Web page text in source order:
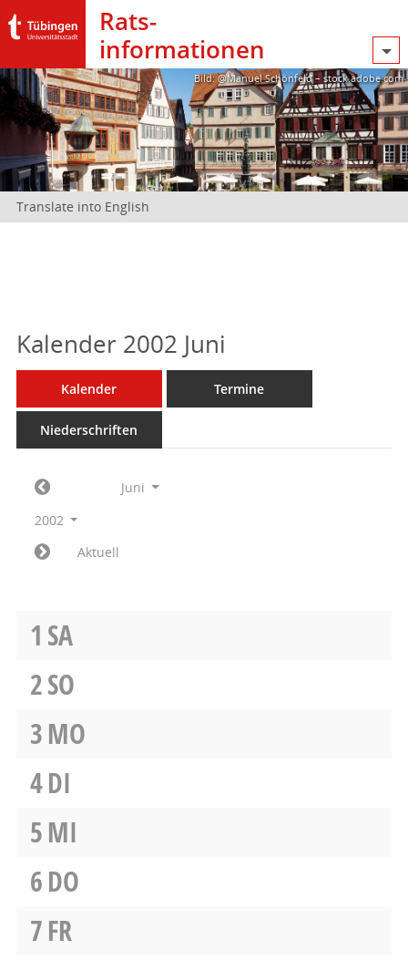
Rats­
informationen
Bild: @Manuel Schönfeld – stock.adobe.com
Translate into English
Kalender 2002 Juni
Kalender Termine
Niederschriften
Juni
2002
Aktuell
1 SA
2SO
3MO
4DI
5MI
6DO
7FR